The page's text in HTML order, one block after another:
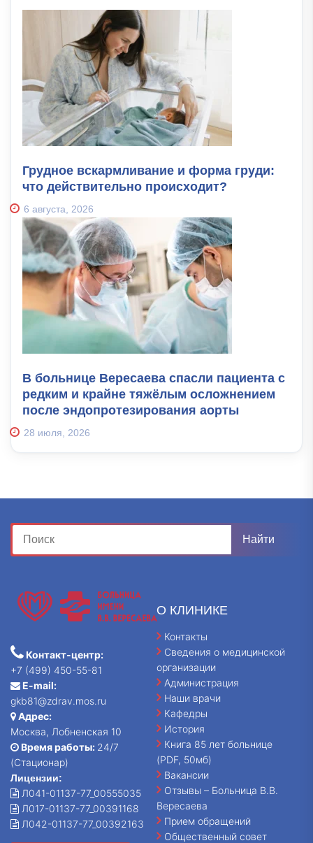
Грудное вскармливание и форма груди:
что действительно происходит?
6 августа, 2026
В больнице Вересаева спасли пациента с
редким и крайне тяжёлым осложнением
после эндопротезирования аорты
28 июля, 2026
Контакт-центр:
+7 (499) 450-55-81
E-mail:
gkb81@zdrav.mos.ru
Адрес:
Москва, Лобненская 10
Время работы: 24/7
(Стационар)
Лицензии:
Л041-01137-77_00555035
Л017-01137-77_00391168
Л042-01137-77_00392163
О КЛИНИКЕ
Контакты
Сведения о медицинской
организации
Администрация
Наши врачи
Кафедры
История
Книга 85 лет больнице
(PDF, 50мб)
Вакансии
Отзывы – Больница В.В.
Вересаева
Прием обращений
Общественный совет